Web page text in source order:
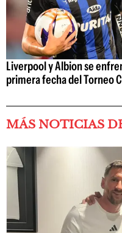
Liverpool y Albion se
primera fecha del Torneo
MÁS NOTICIAS